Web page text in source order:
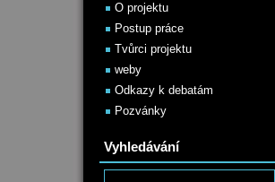
O projektu
Postup práce
Tvůrci projektu
weby
Odkazy k debatám
Pozvánky
Vyhledávání